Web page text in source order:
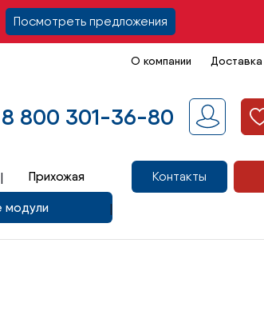
Посмотреть предложения
О компании Доставка
8 800 301-36-80
Прихожая
модули
Контакты